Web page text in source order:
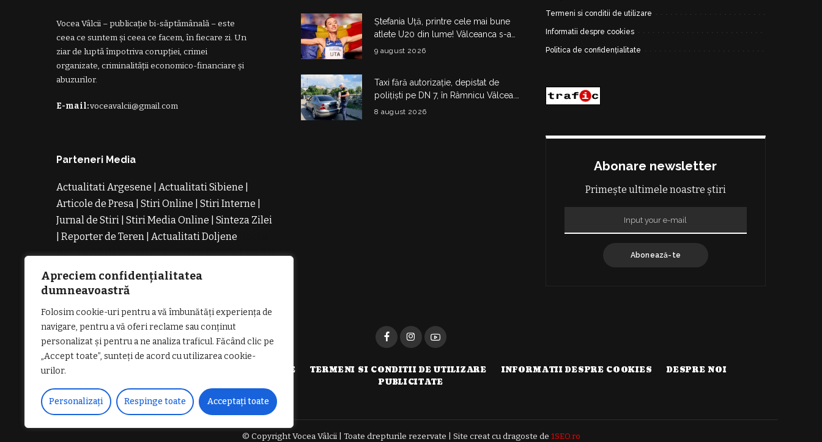
Apreciem confidențialitatea
dumneavoastră
Folosim cookie-uri pentru a vă îmbunătăți experiența de
navigare, pentru a vă oferi reclame sau conținut
personalizat și pentru a ne analiza traficul. Făcând clic pe
„Accept toate”, sunteți de acord cu utilizarea cookie-
urilor.
Personalizați Respinge toate Acceptați toate
Vocea Vâlcii – publicație bi-săptămânală – este
ceea ce suntem și ceea ce facem, în fiecare zi. Un
ziar de luptă împotriva corupției, crimei
organizate, criminalității economico-financiare și
abuzurilor.
E-mail:voceavalcii@gmail.com
Parteneri Media
Actualitati Argesene Actualitati Sibiene
Articole de Presa
Stiri Online Stiri Interne
Jurnal de Stiri
Stiri Media Online
Sinteza Zilei
Reporter de Teren Actualitati Doljene
NoiRochii de RevelionRochii de BanchetRochii
de Cununie
Magazin de Rochii
Comanda Rochii de Seara
Ștefania Uță, printre cele mai bune
atlete U20 din lume! Vâlceanca s-a
calificat în finala de la Eugene
9 august 2026
Taxi fără autorizație, depistat de
polițiști pe DN 7, în Râmnicu Vâlcea.
Șoferul a rămas fără plăcuțe timp de
8 august 2026
Termeni si conditii de utilizare
Informatii despre cookies
Politica de confidențialitate
Abonare newsletter
Primește ultimele noastre știri
Abonează-te
GDPR: POLITICA DE CONFIDENȚIALITATE TERMENI SI CONDITII DE UTILIZARE INFORMATII DESPRE COOKIES
DESPRE NOI
PUBLICITATE
© Copyright Vocea Vâlcii | Toate drepturile rezervate | Site creat cu dragoste de 1SEO.ro